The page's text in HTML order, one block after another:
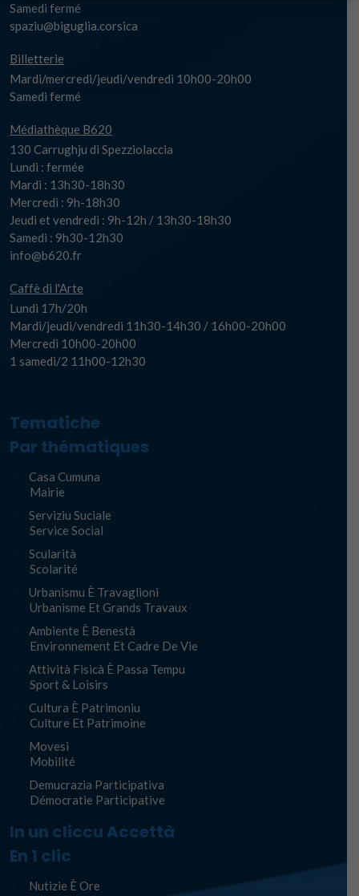
Samedi fermé
spaziu@biguglia.corsica
Billetterie
Mardi/mercredi/jeudi/vendredi 10h00-20h00
Samedi fermé
Médiathèque B620
130 Carrughju di Spezziolaccia
Lundi : fermée
Mardi : 13h30-18h30
Mercredi : 9h-18h30
Jeudi et vendredi : 9h-12h / 13h30-18h30
Samedi : 9h30-12h30
info@b620.fr
Caffè di l'Arte
Lundi 17h/20h
Mardi/jeudi/vendredi 11h30-14h30 / 16h00-20h00
Mercredi 10h00-20h00
1 samedi/2 11h00-12h30
Tematiche
Par thématiques
Casa Cumuna
Mairie
Serviziu Suciale
Service Social
Scularità
Scolarité
Urbanismu È Travaglioni
Urbanisme Et Grands Travaux
Ambiente È Benestà
Environnement Et Cadre De Vie
Attività Fisicà È Passa Tempu
Sport & Loisirs
Cultura È Patrimoniu
Culture Et Patrimoine
Movesi
Mobilité
Demucrazia Participativa
Démocratie Participative
In un cliccu Accettà
En 1 clic
Nutizie È Ore